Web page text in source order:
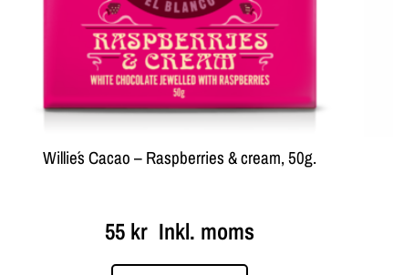
Willie´s Cacao – Raspberries & cream, 50g.
55 krInkl. moms